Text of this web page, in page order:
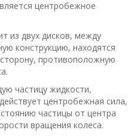
центробежное
из двух дисков, между
конструкцию, находятся
противоположную
частицу жидкости,
центробежная сила,
частицы от центра
вращения колеса.